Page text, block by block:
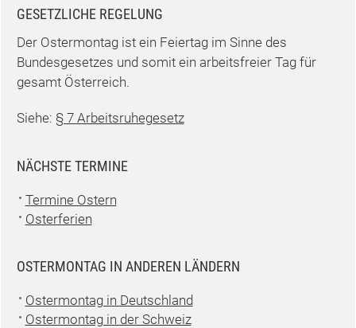
GESETZLICHE REGELUNG
Der Ostermontag ist ein Feiertag im Sinne des
Bundesgesetzes und somit ein arbeitsfreier Tag für
gesamt Österreich.
Siehe: § 7 Arbeitsruhegesetz
NÄCHSTE TERMINE
Termine Ostern
Osterferien
OSTERMONTAG IN ANDEREN LÄNDERN
Ostermontag in Deutschland
Ostermontag in der Schweiz